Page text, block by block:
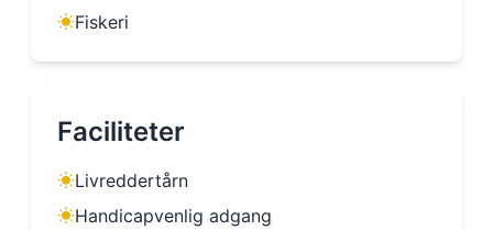
Fiskeri
Faciliteter
Livreddertårn
Handicapvenlig adgang